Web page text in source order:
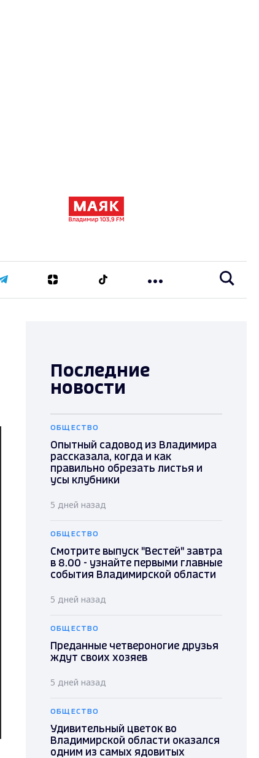
Последние
новости
ОБЩЕСТВО
Опытный садовод из Владимира
рассказала, когда и как
правильно обрезать листья и
усы клубники
5 дней назад
ОБЩЕСТВО
Смотрите выпуск "Вестей" завтра
в 8.00 - узнайте первыми главные
события Владимирской области
5 дней назад
ОБЩЕСТВО
Преданные четвероногие друзья
ждут своих хозяев
5 дней назад
ОБЩЕСТВО
Удивительный цветок во
Владимирской области оказался
одним из самых ядовитых